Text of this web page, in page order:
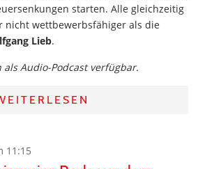
starten. Alle gleichzeitig
nicht wettbewerbsfähiger als die
Lieb.
Audio-Podcast verfügbar.
11:15